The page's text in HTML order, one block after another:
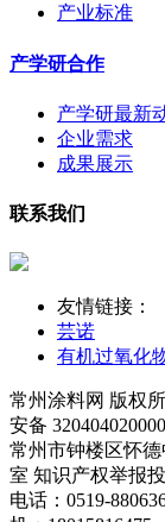
产业标准
产学研合作
产学研最新
企业需求
成果展示
联系我们
友情链接：
芸诺
有机过氧化
常州涂料网 版权
安备
常州市钟楼区怀
室 知识产权举报投
电话：0519-